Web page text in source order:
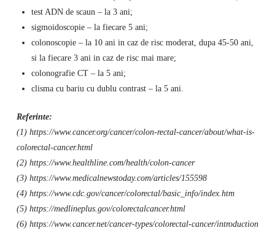
test ADN de scaun – la 3 ani;
sigmoidoscopie – la fiecare 5 ani;
colonoscopie – la 10 ani in caz de risc moderat, dupa 45-50 ani,
si la fiecare 3 ani in caz de risc mai mare;
colonografie CT – la 5 ani;
clisma cu bariu cu dublu contrast – la 5 ani.
Referinte:
(1) https://www.cancer.org/cancer/colon-rectal-cancer/about/what-is-
colorectal-cancer.html
(2) https://www.healthline.com/health/colon-cancer
(3) https://www.medicalnewstoday.com/articles/155598
(4) https://www.cdc.gov/cancer/colorectal/basic_info/index.htm
(5) https://medlineplus.gov/colorectalcancer.html
(6) https://www.cancer.net/cancer-types/colorectal-cancer/introduction